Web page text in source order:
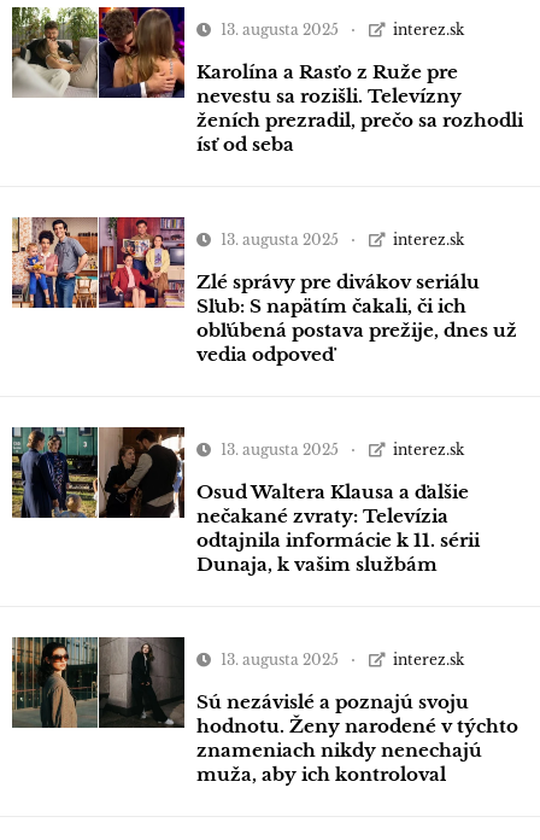
13. augusta 2025 interez.sk
Karolína a Rasťo z Ruže pre
nevestu sa rozišli. Televízny
ženích prezradil, prečo sa rozhodli
ísť od seba
13. augusta 2025 interez.sk
Zlé správy pre divákov seriálu
Sľub: S napätím čakali, či ich
obľúbená postava prežije, dnes už
vedia odpoveď
13. augusta 2025 interez.sk
Osud Waltera Klausa a ďalšie
nečakané zvraty: Televízia
odtajnila informácie k 11. sérii
Dunaja, k vašim službám
13. augusta 2025 interez.sk
Sú nezávislé a poznajú svoju
hodnotu. Ženy narodené v týchto
znameniach nikdy nenechajú
muža, aby ich kontroloval